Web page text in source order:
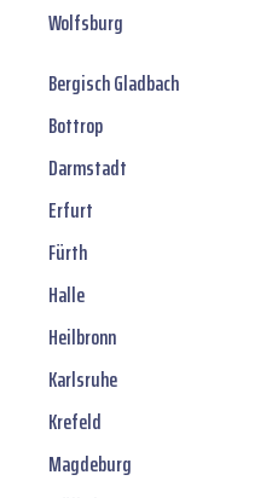
Wolfsburg
Bergisch Gladbach
Bottrop
Darmstadt
Erfurt
Fürth
Halle
Heilbronn
Karlsruhe
Krefeld
Magdeburg